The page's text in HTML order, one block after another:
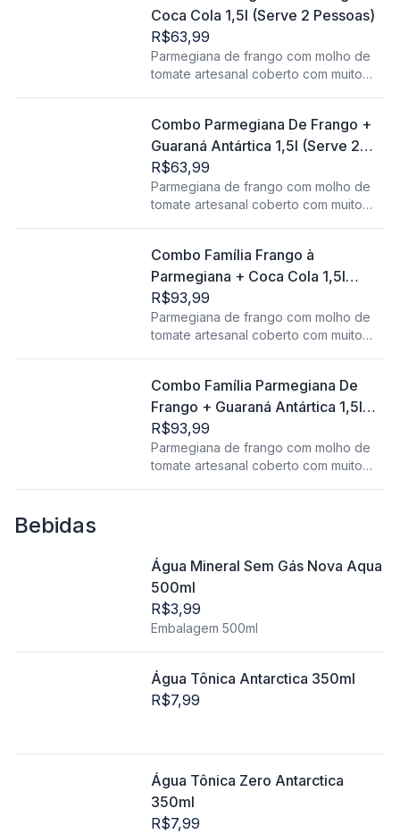
Coca Cola 1,5l (Serve 2 Pessoas)
R$63,99
Parmegiana de frango com molho de
tomate artesanal coberto com muito
Combo Parmegiana De Frango +
Guaraná Antártica 1,5l (Serve 2
Pessoas)
R$63,99
Parmegiana de frango com molho de
tomate artesanal coberto com muito
Combo Família Frango à
Parmegiana + Coca Cola 1,5l
(Serve 3 Pessoas)
R$93,99
Parmegiana de frango com molho de
tomate artesanal coberto com muito
Combo Família Parmegiana De
Frango + Guaraná Antártica 1,5l
(Serve 3 Pessoas)
R$93,99
Parmegiana de frango com molho de
tomate artesanal coberto com muito
Bebidas
Água Mineral Sem Gás Nova Aqua
500ml
R$3,99
Embalagem 500ml
Água Tônica Antarctica 350ml
R$7,99
Água Tônica Zero Antarctica
350ml
R$7,99